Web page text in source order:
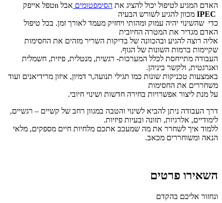
האדם המגיע לטיפול יכול להציג את הסימפטומים
אבל nטפל אייפק
IPEC מכוון להגיע לשורש הבעיה
כדי שהשינוי יהיה עמוק ומהותי ויחזיק מעמד לאורך זמן. בכל טיפול
האדם מגדיר את המטרה החיובית
אליה רוצה להגיע ובהכוונה של בדיקות השריר מזהים את החסימות
שקיימות ברמות השונות של הגוף.
העבודה מתייחסת לכלל המערכות- רגשית, מנטלית, פיזית, חשמלית
ואנרגטית, ולקשר ביניהן.
באמצעות טכניקות שונות כמו תגילי תנועה,ר דמיון, איזון מרידיאנים ועוד
משחררים את החסימות
על מנת ליצור אפשרויות בחירה חדשות ושינוי חיובי.
דרך העבודה ניתן להביא לשינוי והטבה במגוון רחב של קשיים – רגשיים,
לימודיים, אלרגיות, תזונה ובעיות פיזיות.
ללמוד איך לשחרר את מה שמעכב אתכם מלחיות חיים מספקים, מלאי
הנאה ומשוחררים מכאב.
השאירו פרטים
ונחזור אליכם בהקדם